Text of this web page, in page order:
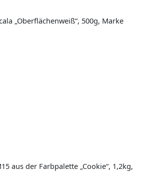
„Oberflächenweiß“, 500g, Marke
aus der Farbpalette „Cookie“, 1,2kg,